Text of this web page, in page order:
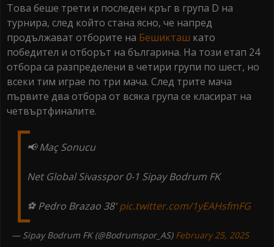
Това беше трети и последен кръг в група D на
турнира, след който стана ясно, че напред
продължават отборите на Бешикташ като
победител и отборът на българина. На този етап 24
отбора са разпределени в четири групи по шест, но
всеки тим играе по три мача. След трите мача
първите два отбора от всяка група се класират на
четвъртфиналите.
📢 Maç Sonucu
Net Global Sivasspor 0-1 Sipay Bodrum FK
⚽️ Pedro Brazao 38'pic.twitter.com/1yEAHsfmFG
— Sipay Bodrum FK (@Bodrumspor_AS) February 25, 2025